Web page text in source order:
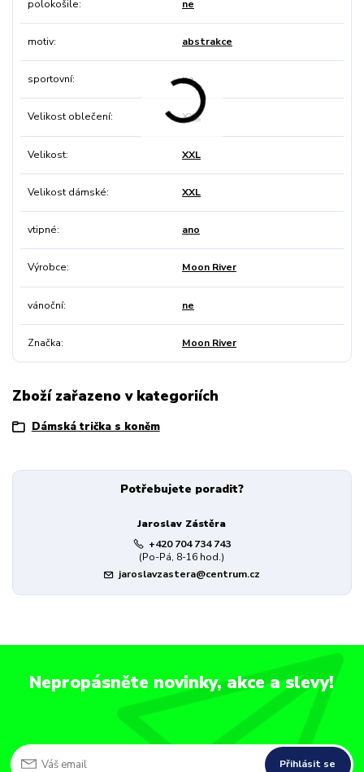
polokošile ne
motiv abstrakce
sportovní ne
Velikost oblečení XXL
Velikost XXL
Velikost dámské XXL
vtipné ano
Výrobce Moon River
vánoční ne
Značka Moon River
Zboží zařazeno v kategoriích
Dámská trička s koněm
Potřebujete poradit?
Jaroslav Zástěra
+420 704 734 743
(Po-Pá, 8-16 hod.)
jaroslavzastera@centrum.cz
Nepropásněte novinky, akce a slevy!
Přihlásit se